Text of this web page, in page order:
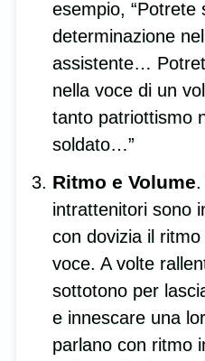
esempio, “Potrete
determinazione
assistente…
nella voce di un
tanto patriottismo
soldato…”
Ritmo e Volume
intrattenitori sono
con dovizia il
voce. A volte
sottotono per
e innescare una
parlano con ritmo